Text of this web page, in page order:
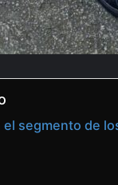
segmento de